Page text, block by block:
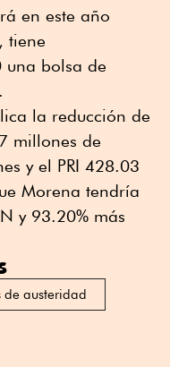
en este año
tiene
una bolsa de
la reducción de
millones de
y el PRI 428.03
Morena tendría
y 93.20% más
de austeridad